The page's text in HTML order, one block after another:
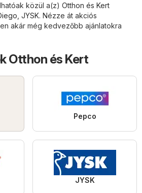
közül a(z) Otthon és Kert
JYSK. Nézze át akciós
akár még kedvezőbb ajánlatokra
Otthon és Kert
Pepco
JYSK